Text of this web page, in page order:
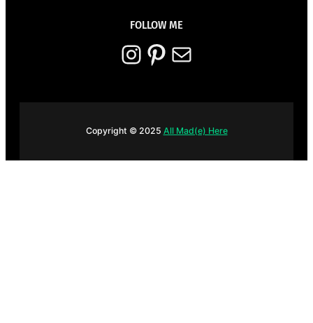
FOLLOW ME
Instagram Pinterest E-mail
Copyright © 2025 All Mad(e) Here